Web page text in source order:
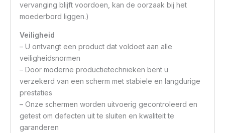
vervanging blijft voordoen, kan de oorzaak bij het
moederbord liggen.)
Veiligheid
– U ontvangt een product dat voldoet aan alle
veiligheidsnormen
– Door moderne productietechnieken bent u
verzekerd van een scherm met stabiele en langdurige
prestaties
– Onze schermen worden uitvoerig gecontroleerd en
getest om defecten uit te sluiten en kwaliteit te
garanderen